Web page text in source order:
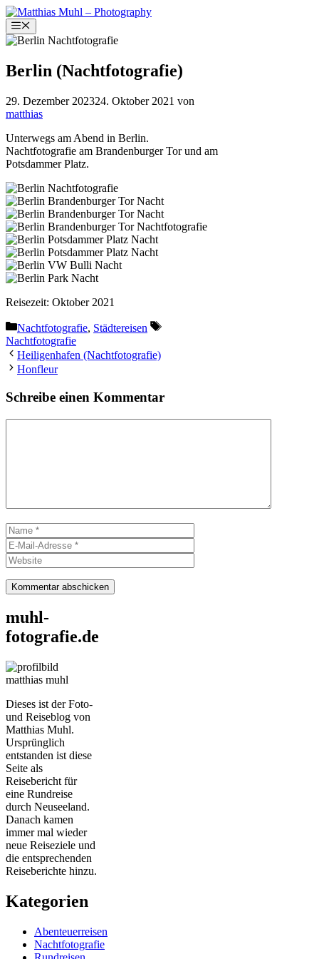
Zum
Inhalt
springen
Menü
Berlin (Nachtfotografie)
29. Dezember 202324. Oktober 2021 von
matthias
Unterwegs am Abend in Berlin.
Nachtfotografie am Brandenburger Tor und am
Potsdammer Platz.
Reisezeit: Oktober 2021
Kategorien
Nachtfotografie, Städtereisen
Schlagwörter
Nachtfotografie
Heiligenhafen (Nachtfotografie)
Honfleur
Schreibe einen Kommentar
Name
Mail-
Adresse
muhl-
fotografie.de
Dieses ist der Foto-
und Reiseblog von
Matthias Muhl.
Ursprünglich
entstanden ist diese
Seite als
Reisebericht für
eine Rundreise
durch Neuseeland.
Danach kamen
immer mal wieder
neue Reiseziele und
die entsprechenden
Reiseberichte hinzu.
Kategorien
Abenteuerreisen
Nachtfotografie